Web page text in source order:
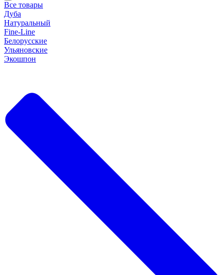
Все товары
Дуба
Натуральный
Fine-Line
Белорусские
Ульяновские
Экошпон